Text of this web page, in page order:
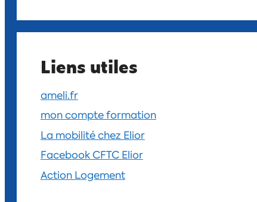
Liens utiles
ameli.fr
mon compte formation
La mobilité chez Elior
Facebook CFTC Elior
Action Logement